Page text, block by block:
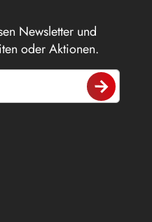
Newsletter und
oder Aktionen.